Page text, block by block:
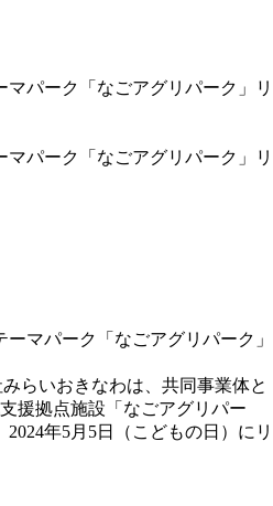
パーク「なごアグリパーク」リ
パーク「なごアグリパーク」リ
らいおきなわは、共同事業体と
援拠点施設「なごアグリパー
年5月5日（こどもの日）にリ